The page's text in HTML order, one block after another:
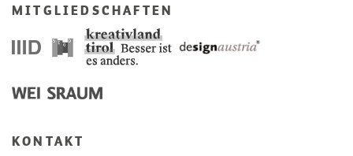
MITGLIEDSCHAFTEN
KONTAKT